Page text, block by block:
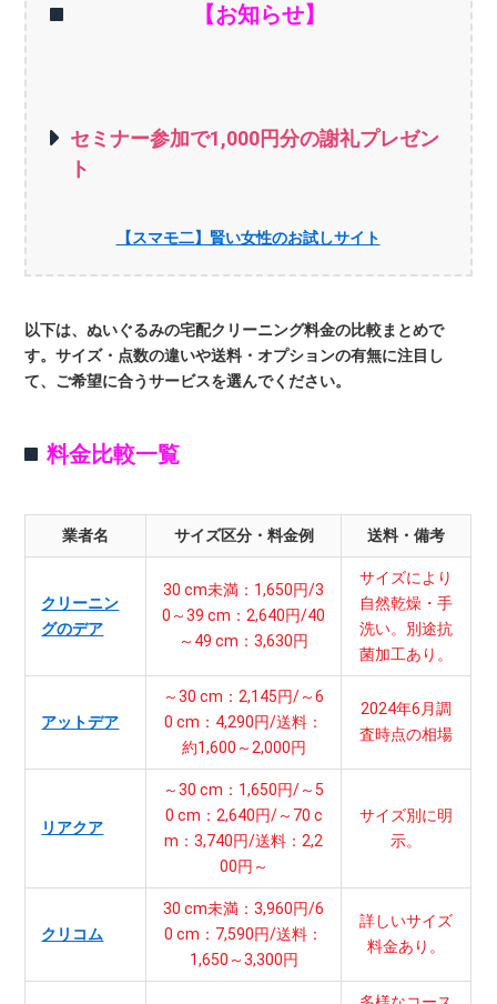
【お知らせ】
セミナー参加で1,000円分の謝礼プレゼン
ト
【スマモ二】賢い女性のお試しサイト
以下は、ぬいぐるみの宅配クリーニング料金の比較まとめで
す。サイズ・点数の違いや送料・オプションの有無に注目し
て、ご希望に合うサービスを選んでください。
料金比較一覧
業者名 サイズ区分・料金例 送料・備考
クリーニン
グのデア
30 cm未満：1,650円/3
0～39 cm：2,640円/40
～49 cm：3,630円
サイズにより
自然乾燥・手
洗い。別途抗
菌加工あり。
アットデア
～30 cm：2,145円/～6
0 cm：4,290円/送料：
約1,600～2,000円
2024年6月調
査時点の相場
リアクア
～30 cm：1,650円/～5
0 cm：2,640円/～70 c
m：3,740円/送料：2,2
00円～
サイズ別に明
示。
クリコム
30 cm未満：3,960円/6
0 cm：7,590円/送料：
1,650～3,300円
詳しいサイズ
料金あり。